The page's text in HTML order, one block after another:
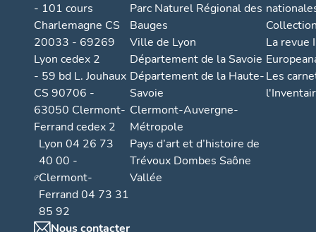
- 101 cours
Charlemagne CS
20033 - 69269
Lyon cedex 2
- 59 bd L. Jouhaux
CS 90706 -
63050 Clermont-
Ferrand cedex 2
Lyon 04 26 73
40 00 -
Clermont-
Ferrand 04 73 31
85 92
Nous contacter
Parc Naturel Régional des
Bauges
Ville de Lyon
Département de la Savoie
Département de la Haute-
Savoie
Clermont-Auvergne-
Métropole
Pays d’art et d’histoire de
Trévoux Dombes Saône
Vallée
La revue
Les